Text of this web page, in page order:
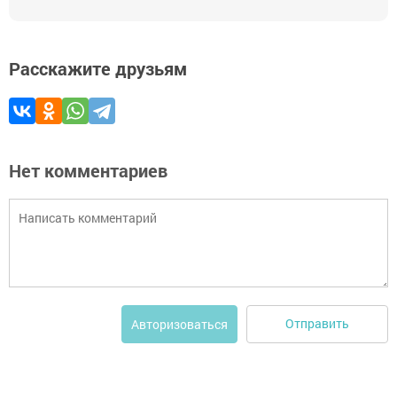
Расскажите друзьям
Нет комментариев
Авторизоваться Отправить